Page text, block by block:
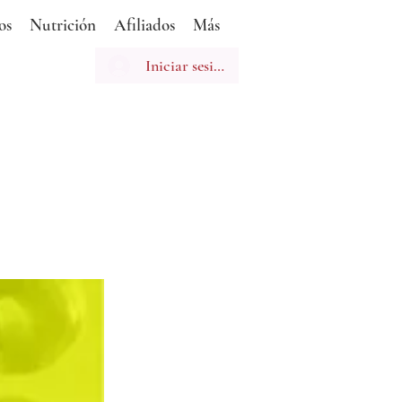
Nutrición Afiliados Más
Iniciar sesión